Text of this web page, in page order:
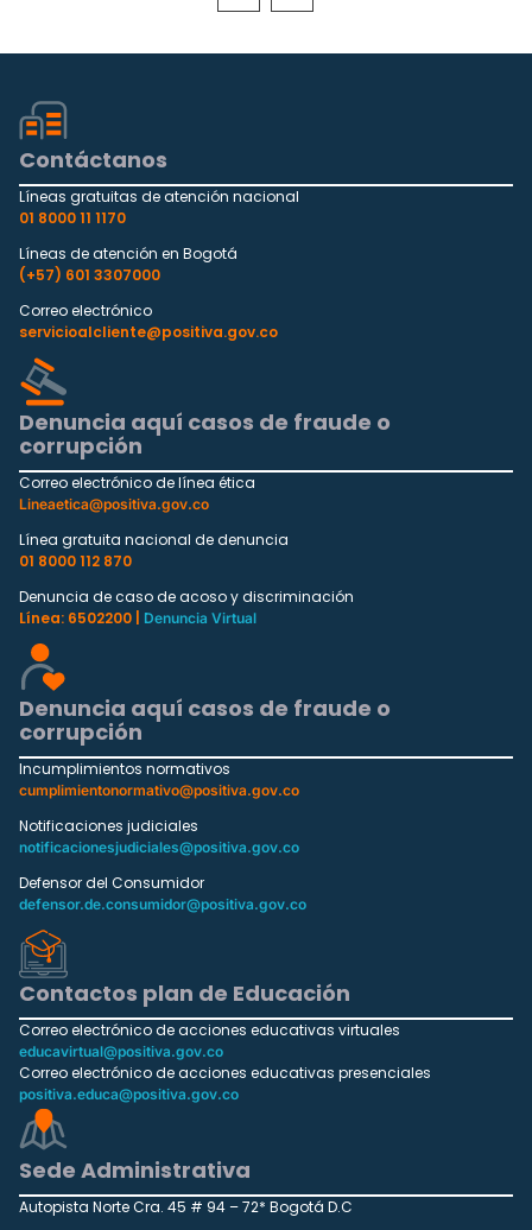
Contáctanos
Líneas gratuitas de atención nacional
01 8000 11 1170
Líneas de atención en Bogotá
(+57) 601 3307000
Correo electrónico
servicioalcliente@positiva.gov.co
Denuncia aquí casos de fraude o
corrupción
Correo electrónico de línea ética
Lineaetica@positiva.gov.co
Línea gratuita nacional de denuncia
01 8000 112 870
Denuncia de caso de acoso y discriminación
Línea: 6502200 |
Denuncia Virtual
Denuncia aquí casos de fraude o
corrupción
Incumplimientos normativos
cumplimientonormativo@positiva.gov.co
Notificaciones judiciales
notificacionesjudiciales@positiva.gov.co
Defensor del Consumidor
defensor.de.consumidor@positiva.gov.co
Contactos plan de Educación
Correo electrónico de acciones educativas virtuales
educavirtual@positiva.gov.co
Correo electrónico de acciones educativas presenciales
positiva.educa@positiva.gov.co
Sede Administrativa
Autopista Norte Cra. 45 # 94 – 72* Bogotá D.C